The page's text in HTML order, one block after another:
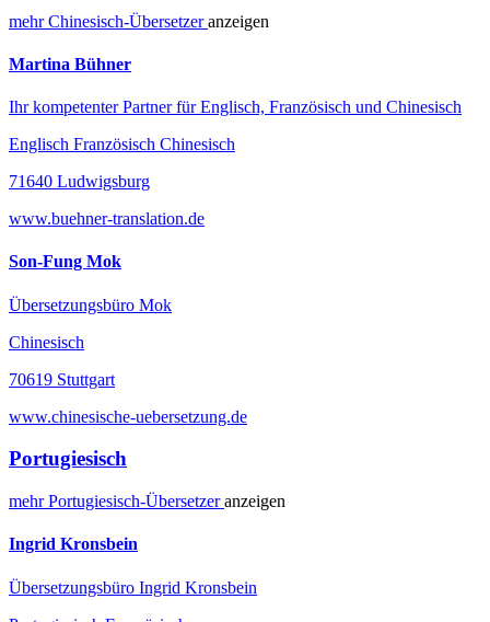
mehrChinesisch-Übersetzeranzeigen
Martina Bühner
Ihr kompetenter Partner für Englisch, Französisch und Chinesisch
Englisch Französisch Chinesisch
71640 Ludwigsburg
www.buehner-translation.de
Son-Fung Mok
Übersetzungsbüro Mok
Chinesisch
70619 Stuttgart
www.chinesische-uebersetzung.de
Portugiesisch
mehrPortugiesisch-Übersetzeranzeigen
Ingrid Kronsbein
Übersetzungsbüro Ingrid Kronsbein